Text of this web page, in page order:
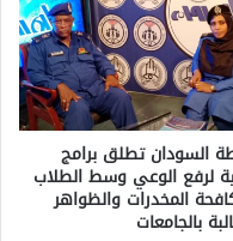
السودان تطلق برامج
لرفع الوعي وسط الطلاب
المخدرات والظواهر
بالجامعات